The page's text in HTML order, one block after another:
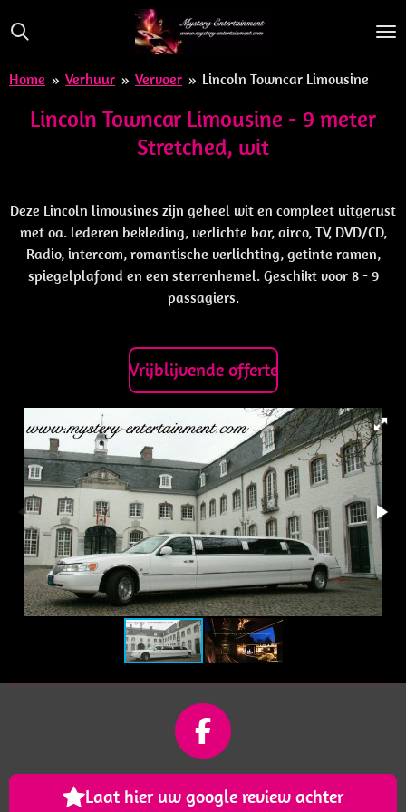
Ga
direct
de
Home » Verhuur » Vervoer » Lincoln Towncar Limousine
Lincoln Towncar Limousine - 9 meter
Stretched, wit
Deze Lincoln limousines zijn geheel wit en compleet uitgerust
met oa. lederen bekleding, verlichte bar, airco, TV, DVD/CD,
Radio, intercom, romantische verlichting, getinte ramen,
spiegelplafond en een sterrenhemel. Geschikt voor 8 - 9
passagiers.
Vrijblijvende offerte
F
a
c
Laat hier uw google review achter